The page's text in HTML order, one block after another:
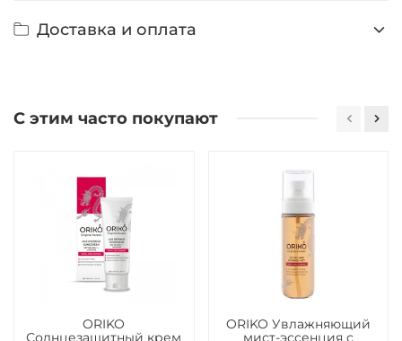
Доставка и оплата
С этим часто покупают
ORIKO
Солнцезащитный крем
ORIKO Увлажняющий
мист-эссенция с